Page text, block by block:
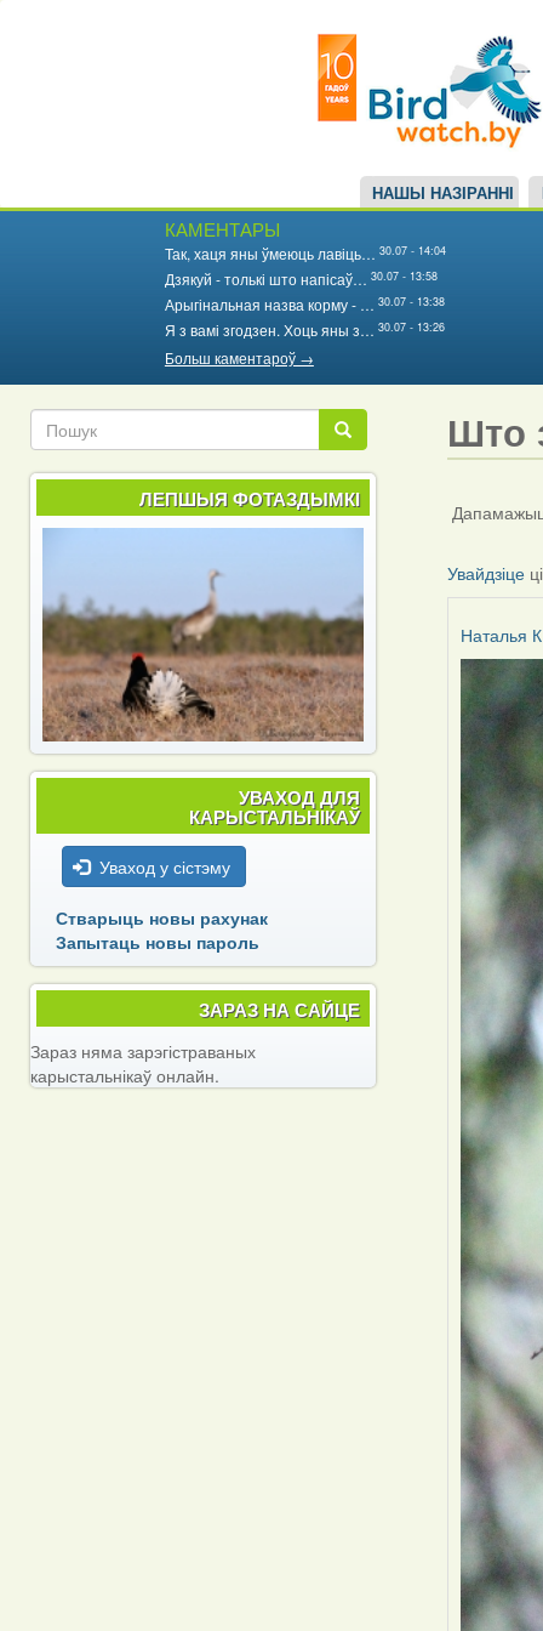
НАШЫ НАЗІРАННІ
КАМЕНТАРЫ
Так, хаця яны ўмеюць лавіць… 30.07 - 14:04
Дзякуй - толькі што напісаў… 30.07 - 13:58
Арыгінальная назва корму - … 30.07 - 13:38
Я з вамі згодзен. Хоць яны з… 30.07 - 13:26
Больш каментароў →
Што
Увайдзіце
Наталья К
Пошук
Пошук
ЛЕПШЫЯ ФОТАЗДЫМКІ
УВАХОД ДЛЯ
КАРЫСТАЛЬНІКАЎ
Уваход у сістэму
Стварыць новы рахунак
Запытаць новы пароль
ЗАРАЗ НА САЙЦЕ
Зараз няма зарэгістраваных
карыстальнікаў онлайн.